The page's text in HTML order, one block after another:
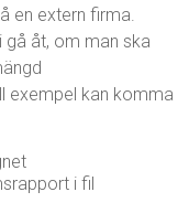
en extern firma.
gå åt, om man ska
exempel kan komma
i fil